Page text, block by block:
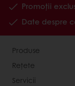
Promoții
Date despre
Produse
Rețete
Servicii